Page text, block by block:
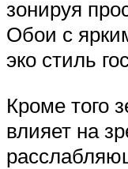
зонируя
Обои с
эко стиль
Кроме того
влияет на